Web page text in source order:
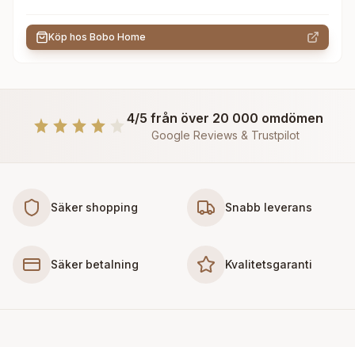
Köp hos Bobo Home
4/5 från över 20 000 omdömen
Google Reviews & Trustpilot
Säker shopping Snabb leverans
Säker betalning Kvalitetsgaranti